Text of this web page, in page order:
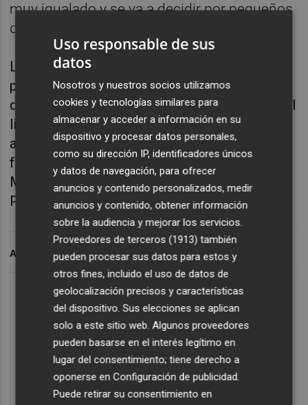
muy igualado y se va a decidir por pequeños
detalles.
La guardameta María Valenzuela es la
principal novedad en la convocatoria y estará
disponible para el encuentro tras su lesión del
ligamento cruzado anterior. La posible
alineación de José Luis Sánchez Vera será la
formada Tarazona; Antonia, Méndez,
Mendoza, Tomás; Paula Fernández, Baños,
Pinto; Mayra, Andonova y Alba Redondo.
ARCHIVADO EN
Uso responsable de sus
datos
Nosotros y nuestros socios utilizamos
cookies y tecnologías similares para
almacenar y acceder a información en su
dispositivo y procesar datos personales,
como su dirección IP, identificadores únicos
y datos de navegación, para ofrecer
anuncios y contenido personalizados, medir
anuncios y contenido, obtener información
sobre la audiencia y mejorar los servicios.
Proveedores de terceros (1913) también
pueden procesar sus datos para estos y
otros fines, incluido el uso de datos de
geolocalización precisos y características
del dispositivo. Sus elecciones se aplican
solo a este sitio web. Algunos proveedores
pueden basarse en el interés legítimo en
lugar del consentimiento; tiene derecho a
oponerse enConfiguración de publicidad.
Puede retirar su consentimiento en